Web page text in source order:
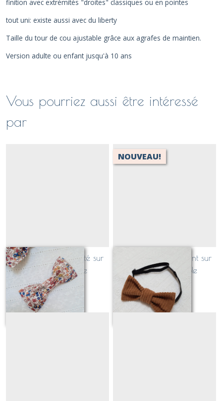
finition avec extrémités "droites" classiques ou en pointes
tout uni: existe aussi avec du liberty
Taille du tour de cou ajustable grâce aux agrafes de maintien.
Version adulte ou enfant jusqu'à 10 ans
Vous pourriez aussi être intéressé
par
Nœud papillon monté sur
broche sécurisée
11€
NOUVEAU!
Noeud papillon enfant sur
élastique ajustable
À partir de 11